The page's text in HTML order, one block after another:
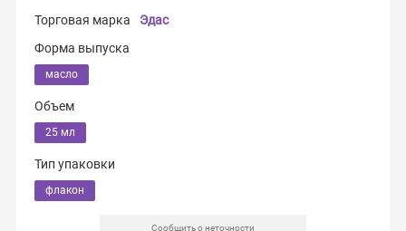
Торговая марка
Эдас
Форма выпуска
масло
Объем
25 мл
Тип упаковки
флакон
Сообщить о неточности